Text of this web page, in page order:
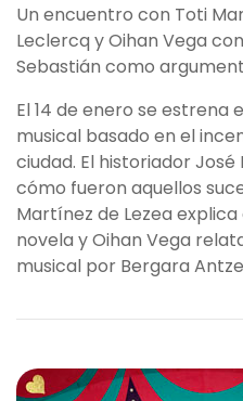
Un encuentro con Toti
Leclercq y Oihan Vega
Sebastián como
El 14 de enero se estrena
musical basado en el
ciudad. El historiador
cómo fueron aquellos
Martínez de Lezea
novela y Oihan Vega
musical por Bergara